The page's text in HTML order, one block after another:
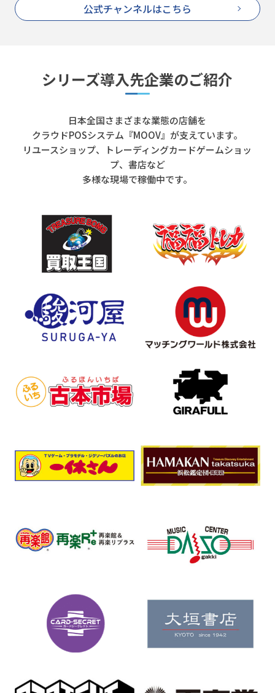
公式チャンネルはこちら
シリーズ導入先企業のご紹介
日本全国さまざまな業態の店舗を
クラウドPOSシステム『MOOV』が支えています。
リユースショップ、トレーディングカードゲームショッ
プ、書店など
多様な現場で稼働中です。